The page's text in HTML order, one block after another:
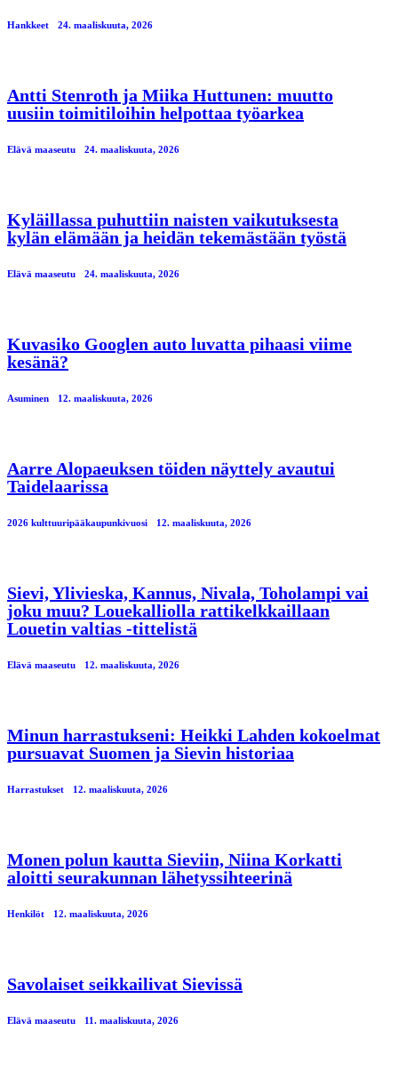
Hankkeet 24. maaliskuuta, 2026
Antti Stenroth ja Miika Huttunen: muutto
uusiin toimitiloihin helpottaa työarkea
Elävä maaseutu 24. maaliskuuta, 2026
Kyläillassa puhuttiin naisten vaikutuksesta
kylän elämään ja heidän tekemästään työstä
Elävä maaseutu 24. maaliskuuta, 2026
Kuvasiko Googlen auto luvatta pihaasi viime
kesänä?
Asuminen 12. maaliskuuta, 2026
Aarre Alopaeuksen töiden näyttely avautui
Taidelaarissa
2026 kulttuuripääkaupunkivuosi 12. maaliskuuta, 2026
Sievi, Ylivieska, Kannus, Nivala, Toholampi vai
joku muu? Louekalliolla rattikelkkaillaan
Louetin valtias -tittelistä
Elävä maaseutu 12. maaliskuuta, 2026
Minun harrastukseni: Heikki Lahden kokoelmat
pursuavat Suomen ja Sievin historiaa
Harrastukset 12. maaliskuuta, 2026
Monen polun kautta Sieviin, Niina Korkatti
aloitti seurakunnan lähetyssihteerinä
Henkilöt 12. maaliskuuta, 2026
Savolaiset seikkailivat Sievissä
Elävä maaseutu 11. maaliskuuta, 2026